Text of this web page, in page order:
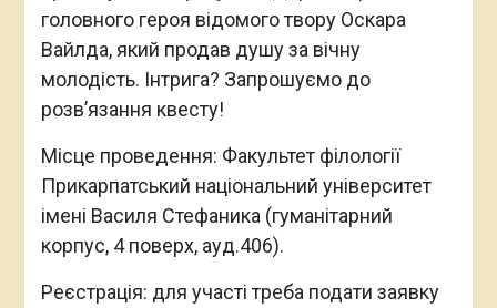
головного героя відомого твору Оскара
Вайлда, який продав душу за вічну
молодість. Інтрига? Запрошуємо до
розвʼязання квесту!
Місце проведення: Факультет філології
Прикарпатський національний університет
імені Василя Стефаника (гуманітарний
корпус, 4 поверх, ауд.406).
Реєстрація: для участі треба подати заявку